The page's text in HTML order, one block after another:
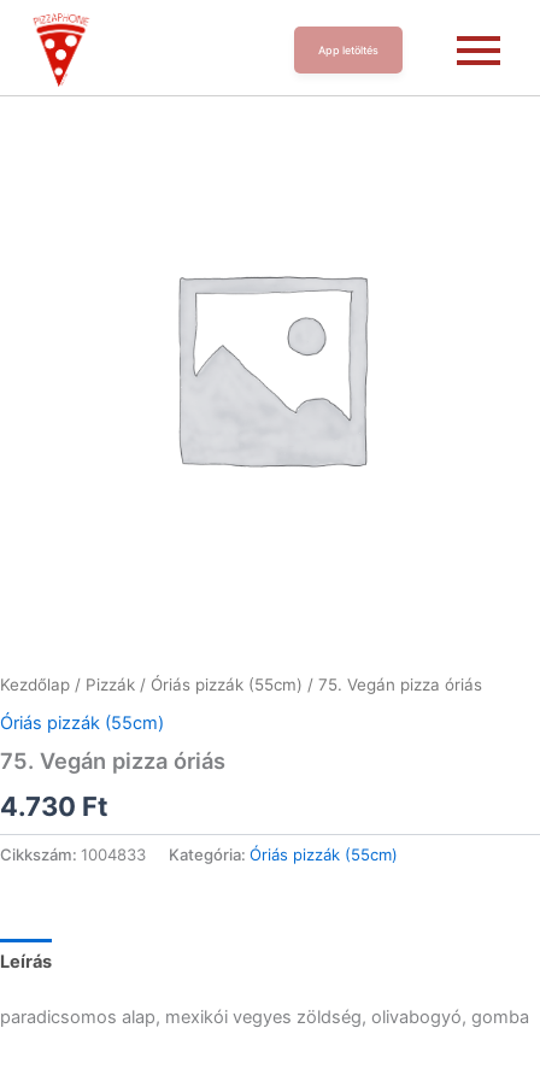
App letöltés
Kezdőlap / Pizzák / Óriás pizzák (55cm) / 75. Vegán pizza óriás
Óriás pizzák (55cm)
75. Vegán pizza óriás
4.730 Ft
Cikkszám: 1004833 Kategória: Óriás pizzák (55cm)
Leírás
paradicsomos alap, mexikói vegyes zöldség, olivabogyó, gomba